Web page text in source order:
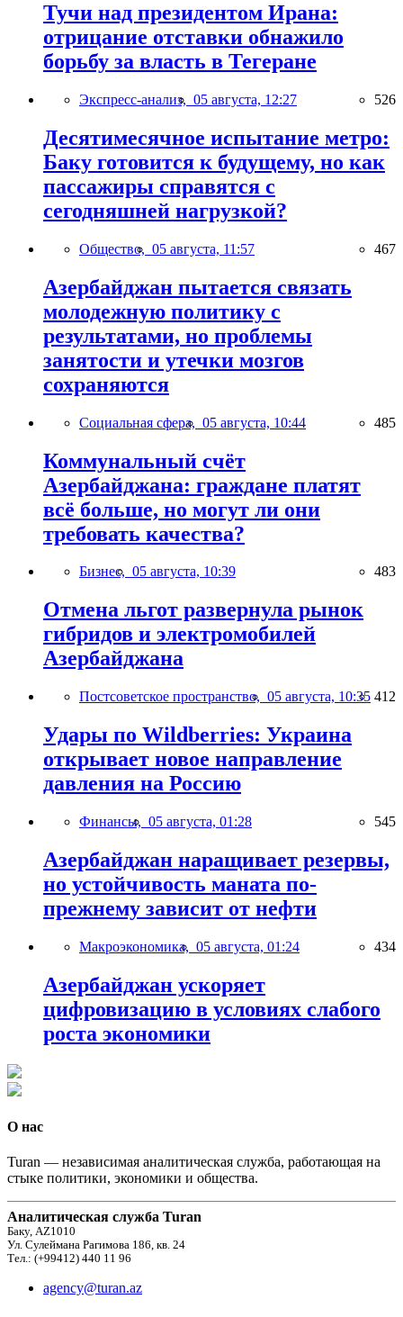
Тучи над президентом Ирана:
отрицание отставки обнажило
борьбу за власть в Тегеране
Экспресс-анализ, 05 августа, 12:27 526
Десятимесячное испытание метро:
Баку готовится к будущему, но как
пассажиры справятся с
сегодняшней нагрузкой?
Общество, 05 августа, 11:57 467
Азербайджан пытается связать
молодежную политику с
результатами, но проблемы
занятости и утечки мозгов
сохраняются
Социальная сфера, 05 августа, 10:44 485
Коммунальный счёт
Азербайджана: граждане платят
всё больше, но могут ли они
требовать качества?
Бизнес, 05 августа, 10:39 483
Отмена льгот развернула рынок
гибридов и электромобилей
Азербайджана
Постсоветское пространство, 05 августа, 10:35 412
Удары по Wildberries: Украина
открывает новое направление
давления на Россию
Финансы, 05 августа, 01:28 545
Азербайджан наращивает резервы,
но устойчивость маната по-
прежнему зависит от нефти
Макроэкономика, 05 августа, 01:24 434
Азербайджан ускоряет
цифровизацию в условиях слабого
роста экономики
О нас
Turan — независимая аналитическая служба, работающая на
стыке политики, экономики и общества.
Аналитическая служба Turan
Баку, AZ1010
Ул. Сулеймана Рагимова 186, кв. 24
Тел.: (+99412) 440 11 96
agency@turan.az